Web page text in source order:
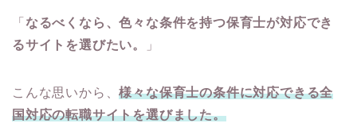
「 なるべくなら、色々な条件を持つ保育士が対応でき
るサイトを選びたい。
」
こんな思いから、様々な保育士の条件に対応できる全
国対応の転職サイトを選びました。